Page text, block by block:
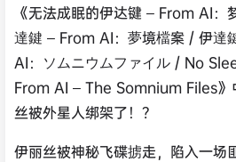
《无法成眠的伊达键 – From AI：
達鍵 – From AI：夢境檔案 / 伊達
AI：ソムニウムファイル / No
From AI – The Somnium Files》
丝被外星人绑架了！？
伊丽丝被神秘飞碟掳走，陷入一场